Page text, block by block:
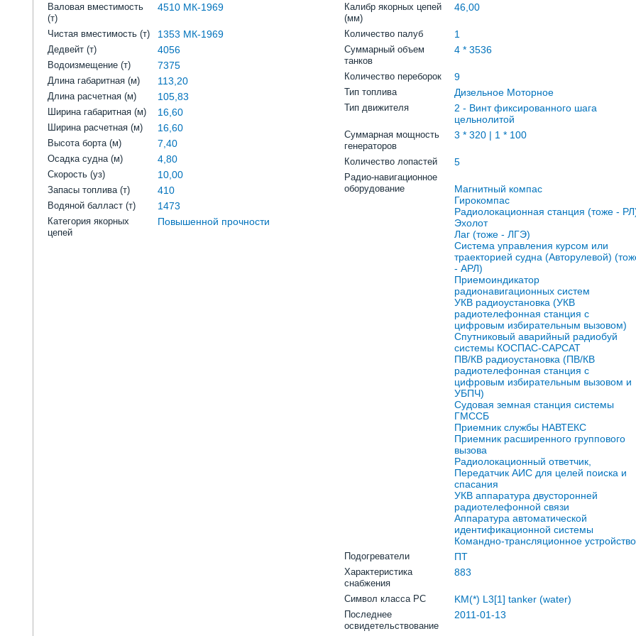
Валовая вместимость
(т)
4510 МК-1969
Чистая вместимость (т) 1353 МК-1969
Дедвейт (т) 4056
Водоизмещение (т) 7375
Длина габаритная (м) 113,20
Длина расчетная (м) 105,83
Ширина габаритная (м) 16,60
Ширина расчетная (м) 16,60
Высота борта (м) 7,40
Осадка судна (м) 4,80
Скорость (уз) 10,00
Запасы топлива (т) 410
Водяной балласт (т) 1473
Категория якорных
цепей
Повышенной прочности
Калибр якорных цепей
(мм)
46,00
Количество палуб 1
Суммарный объем
танков
4 * 3536
Количество переборок 9
Тип топлива Дизельное Моторное
Тип движителя
2 - Винт фиксированного шага
цельнолитой
Суммарная мощность
генераторов
3 * 320 | 1 * 100
Количество лопастей 5
Радио-навигационное
оборудование
Магнитный компас
Гирокомпас
Радиолокационная станция (тоже -
Эхолот
Лаг (тоже - ЛГЭ)
Система управления курсом или
траекторией судна (Авторулевой)
- АРЛ)
Приемоиндикатор
радионавигационных систем
УКВ радиоустановка (УКВ
радиотелефонная станция с
цифровым избирательным вызовом)
Спутниковый аварийный радиобуй
системы КОСПАС-САРСАТ
ПВ/КВ радиоустановка (ПВ/КВ
радиотелефонная станция с
цифровым избирательным вызовом и
УБПЧ)
Судовая земная станция системы
ГМССБ
Приемник службы НАВТЕКС
Приемник расширенного группового
вызова
Радиолокационный ответчик,
Передатчик АИС для целей поиска и
спасания
УКВ аппаратура двусторонней
радиотелефонной связи
Аппаратура автоматической
идентификационной системы
Командно-трансляционное устройство
Подогреватели ПТ
Характеристика
снабжения
883
Символ класса РС KM(*) L3[1] tanker (water)
Последнее
освидетельствование
2011-01-13